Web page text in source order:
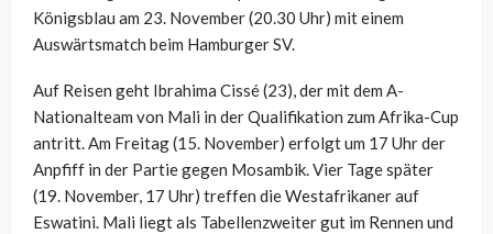
Königsblau am 23. November (20.30 Uhr) mit einem
Auswärtsmatch beim Hamburger SV.
Auf Reisen geht Ibrahima Cissé (23), der mit dem A-
Nationalteam von Mali in der Qualifikation zum Afrika-Cup
antritt. Am Freitag (15. November) erfolgt um 17 Uhr der
Anpfiff in der Partie gegen Mosambik. Vier Tage später
(19. November, 17 Uhr) treffen die Westafrikaner auf
Eswatini. Mali liegt als Tabellenzweiter gut im Rennen und